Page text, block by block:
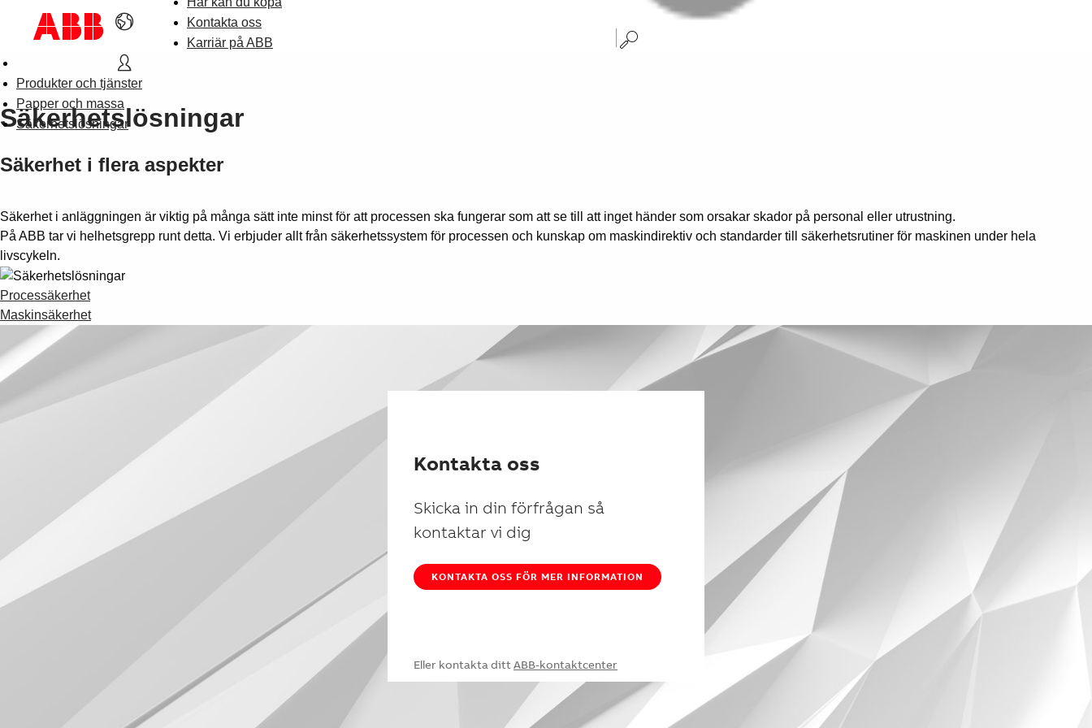
Kontakta oss
Karriär på ABB
Produkter och tjänster
Papper och massa
Säkerhetslösningar
Säkerhetslösningar
Säkerhet i flera aspekter
Säkerhet i anläggningen är viktig på många sätt inte minst för att processen ska fungerar som att se till att inget händer som orsakar skador på personal eller utrustning.
På ABB tar vi helhetsgrepp runt detta. Vi erbjuder allt från säkerhetssystem för processen och kunskap om maskindirektiv och standarder till säkerhetsrutiner för maskinen under hela
livscykeln.
Processäkerhet
Maskinsäkerhet
Kontakta oss
Skicka in din förfrågan så
kontaktar vi dig
KONTAKTA OSS FÖR MER INFORMATION
Eller kontakta dittABB-kontaktcenter